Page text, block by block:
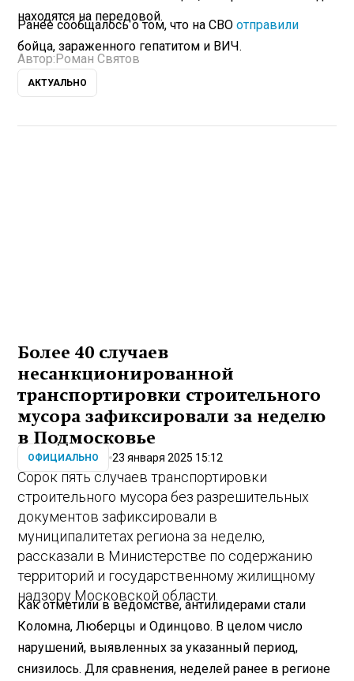
находятся на передовой.
Ранее сообщалось о том, что на СВОотправили
бойца, зараженного гепатитом и ВИЧ.
Автор: Роман Святов
АКТУАЛЬНО
Более 40 случаев
несанкционированной
транспортировки строительного
мусора зафиксировали за неделю
в Подмосковье
ОФИЦИАЛЬНО 23 января 2025 15:12
Сорок пять случаев транспортировки
строительного мусора без разрешительных
документов зафиксировали в
муниципалитетах региона за неделю,
рассказали в Министерстве по содержанию
территорий и государственному жилищному
надзору Московской области.
Как отметили в ведомстве, антилидерами стали
Коломна, Люберцы и Одинцово. В целом число
нарушений, выявленных за указанный период,
снизилось. Для сравнения, неделей ранее в регионе